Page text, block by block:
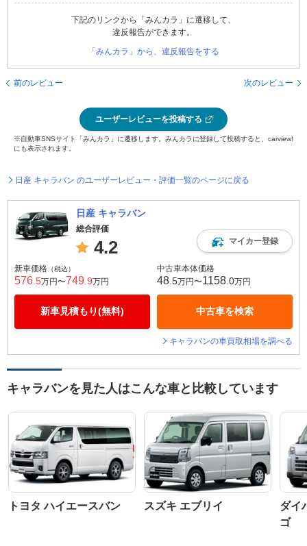
下記のリンクから「みんカラ」に遷移して、
違反報告ができます。
「みんカラ」から、違反報告をする
前のレビュー 次のレビュー
ユーザーレビューを投稿する
※自動車SNSサイト「みんカラ」に遷移します。みんカラに登録して投稿すると、carview!
にも表示されます。
日産 キャラバン のユーザーレビュー・評価一覧のページに戻る
日産 キャラバン
総合評価
4.2 マイカー登録
新車価格 （税込）
576 .5万円〜749 .9万円
新車見積もり(無料)
中古車本体価格
48 .5万円〜1158 .0万円
中古車を検索
キャラバンの車買取相場を調べる
キャラバンを見た人はこんな車と比較しています
トヨタ ハイエースバン スズキ エブリイ
ダイ
ゴ